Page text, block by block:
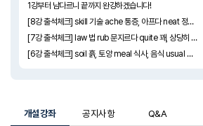
1강부터 남다르니 끝까지 완강하겠습니다!
[8강 출석체크] skill 기술 ache 통증, 아프다 neat 정돈된, 단정한 recipe 요리법, 레시피 lawyer 변호사 patient 참을성(인내심)있는, 환자
[7강 출석체크] law 법 rub 문지르다 quite 꽤, 상당히 alike 비슷한, 비슷하게 blank 빈, 공란 prepare 준비하다
[6강 출석체크] soil 흙, 토양 meal 식사, 음식 usual 평소의 invent 발명하다 planet 행성 regularly 규칙적으로, 정기적으로
개설강좌 공지사항 Q&A